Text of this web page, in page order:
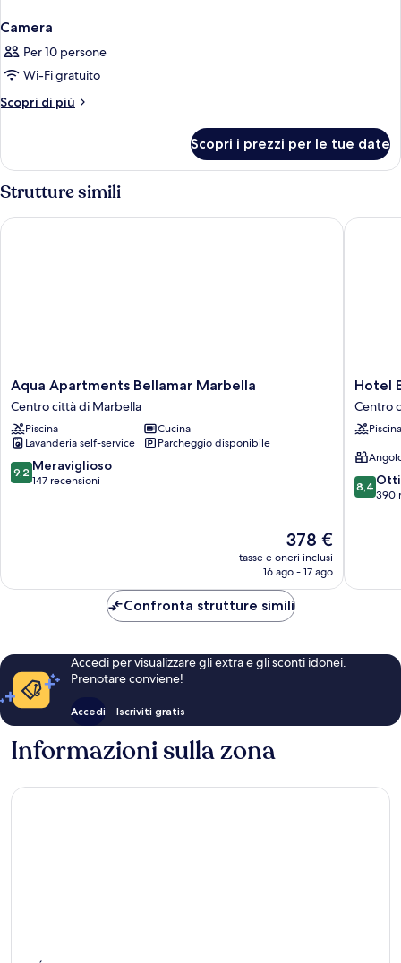
Camera
Per 10 persone
Wi-Fi gratuito
Scopri di più
Altri
Scopri i prezzi per le tue date
Strutture simili
Aqua
Apartments
Bellamar
Marbella
Centro
città
di
Aqua Apartments Bellamar Marbella
Centro città di Marbella
Piscina
Cucina
Lavanderia self-service
Parcheggio disponibile
9.2
su
9,2 Meraviglioso
147 recensioni
Il
prezzo
attuale
378 €
378 €
tasse e oneri inclusi
16 ago - 17 ago
Aqua Apartments Bellamar Marbella
Hotel
El
Faro
città
di
Hotel
Centro
Piscina
8.4
su
8,4
390
Hotel El
Confronta strutture simili
Accedi per visualizzare gli extra e gli sconti idonei.
Prenotare conviene!
Accedi Iscriviti gratis
Informazioni sulla zona